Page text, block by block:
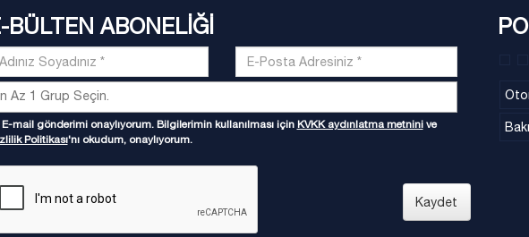
BÜLTEN ABONELİĞİ
E-mail gönderimi onaylıyorum. Bilgilerimin kullanılması için KVKK aydınlatma metninive
Politikası'nı okudum, onaylıyorum.
Kaydet